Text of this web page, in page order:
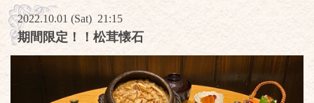
2022.10.01 (Sat) 21:15
期間限定！！松茸懐石